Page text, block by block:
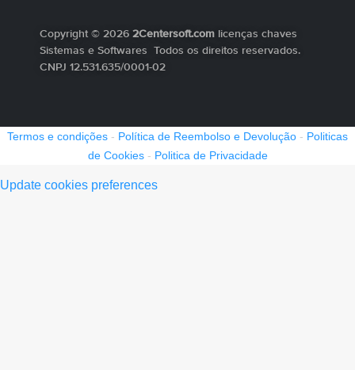
Copyright © 2026 2Centersoft.com licenças chaves
Sistemas e Softwares Todos os direitos reservados.
CNPJ 12.531.635/0001-02
Termos e condições - Política de Reembolso e Devolução - Politicas
de Cookies- Politica de Privacidade
Update cookies preferences